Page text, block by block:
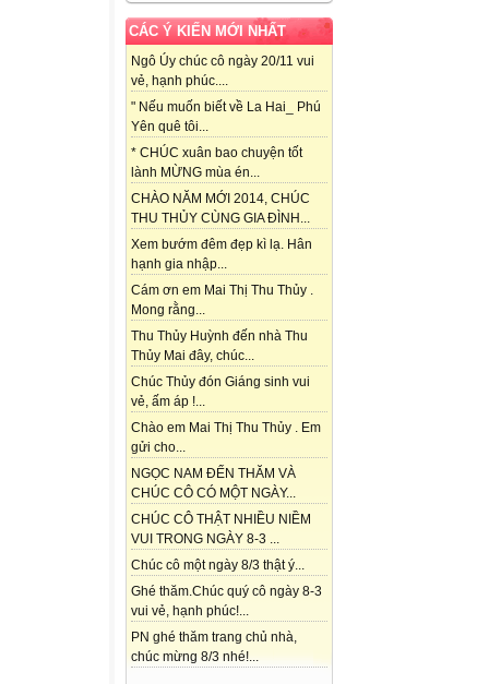
CÁC Ý KIẾN MỚI NHẤT
Ngô Úy chúc cô ngày 20/11 vui
vẻ, hạnh phúc....
" Nếu muốn biết về La Hai_ Phú
Yên quê tôi...
* CHÚC xuân bao chuyện tốt
lành MỪNG mùa én...
CHÀO NĂM MỚI 2014, CHÚC
THU THỦY CÙNG GIA ĐÌNH...
Xem bướm đêm đẹp kì lạ. Hân
hạnh gia nhập...
Cám ơn em Mai Thị Thu Thủy .
Mong rằng...
Thu Thủy Huỳnh đến nhà Thu
Thủy Mai đây, chúc...
Chúc Thủy đón Giáng sinh vui
vẻ, ấm áp !...
Chào em Mai Thị Thu Thủy . Em
gửi cho...
NGỌC NAM ĐẾN THĂM VÀ
CHÚC CÔ CÓ MỘT NGÀY...
CHÚC CÔ THẬT NHIỀU NIỀM
VUI TRONG NGÀY 8-3 ...
Chúc cô một ngày 8/3 thật ý...
Ghé thăm.Chúc quý cô ngày 8-3
vui vẻ, hạnh phúc!...
PN ghé thăm trang chủ nhà,
chúc mừng 8/3 nhé!...